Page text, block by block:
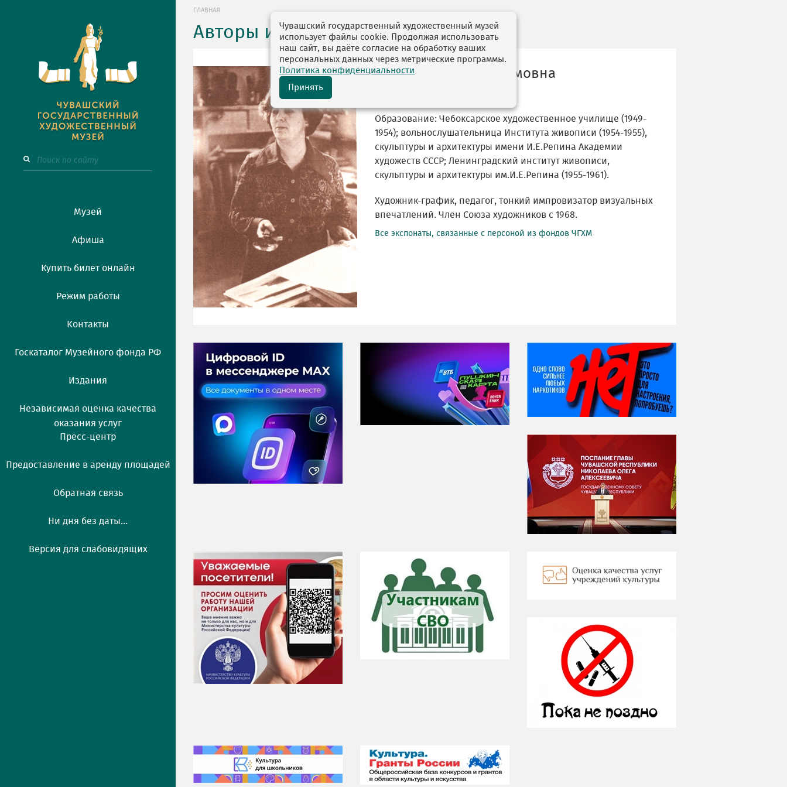
Музей
Афиша
Купить билет онлайн
Режим работы
Контакты
Госкаталог Музейного фонда РФ
Издания
Независимая оценка качества
оказания услуг
Пресс-центр
Предоставление в аренду площадей
Обратная связь
Ни дня без даты...
Версия для слабовидящих
ГЛАВНАЯ
Авторы и персоналии
Ефейкина Адель Акимовна
Образование: Чебоксарское художественное училище (1949-
1954); вольнослушательница Института живописи (1954-1955),
скульптуры и архитектуры имени И.Е.Репина Академии
художеств СССР; Ленинградский институт живописи,
скульптуры и архитектуры им.И.Е.Репина (1955-1961).
Художник-график, педагог, тонкий импровизатор визуальных
впечатлений. Член Союза художников с 1968.
Все экспонаты, связанные с персоной из фондов ЧГХМ
НИ ДНЯ БЕЗ ДАТЫ...
06 августа
Яков Яковлевич
Вебер
Чувашский государственный художественный музей
использует файлы cookie. Продолжая использовать
наш сайт, вы даёте согласие на обработку ваших
персональных данных через метрические программы.
Политика конфиденциальности
Принять